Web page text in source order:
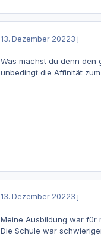
13. Dezember 20223 j
Was machst du denn den
unbedingt die Affinität
13. Dezember 20223 j
Meine Ausbildung war für
Die Schule war